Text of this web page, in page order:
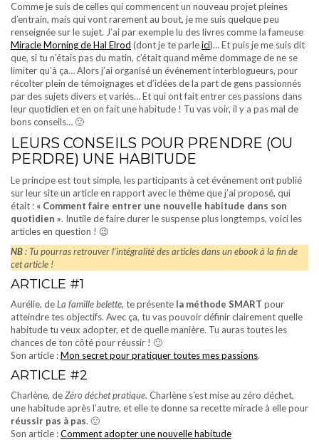
Comme je suis de celles qui commencent un nouveau projet pleines
d’entrain, mais qui vont rarement au bout, je me suis quelque peu
renseignée sur le sujet. J’ai par exemple lu des livres comme la fameuse
Miracle Morning de Hal Elrod (dont je te parleici)… Et puis je me suis dit
que, si tu n’étais pas du matin, c’était quand même dommage de ne se
limiter qu’à ça… Alors j’ai organisé un événement interblogueurs, pour
récolter plein de témoignages et d’idées de la part de gens passionnés
par des sujets divers et variés… Et qui ont fait entrer ces passions dans
leur quotidien et en on fait une habitude ! Tu vas voir, il y a pas mal de
bons conseils… 🙂
LEURS CONSEILS POUR PRENDRE (OU
PERDRE) UNE HABITUDE
Le principe est tout simple, les participants à cet événement ont publié
sur leur site un article en rapport avec le thème que j’ai proposé, qui
était : « Comment faire entrer une nouvelle habitude dans son
quotidien ». Inutile de faire durer le suspense plus longtemps, voici les
articles en question ! 😉
NB: Tu pourras retrouver l’intégralité des articles dans un ebook à la fin de
cet article !
ARTICLE #1
Aurélie, deLa famille belette, te présente la méthode SMART pour
atteindre tes objectifs. Avec ça, tu vas pouvoir définir clairement quelle
habitude tu veux adopter, et de quelle manière. Tu auras toutes les
chances de ton côté pour réussir ! 🙂
Son article :Mon secret pour pratiquer toutes mes passions.
ARTICLE #2
Charlène, deZéro déchet pratique. Charlène s’est mise au zéro déchet,
une habitude après l’autre, et elle te donne sa recette miracle à elle pour
réussir pas à pas. 🙂
Son article :Comment adopter une nouvelle habitude